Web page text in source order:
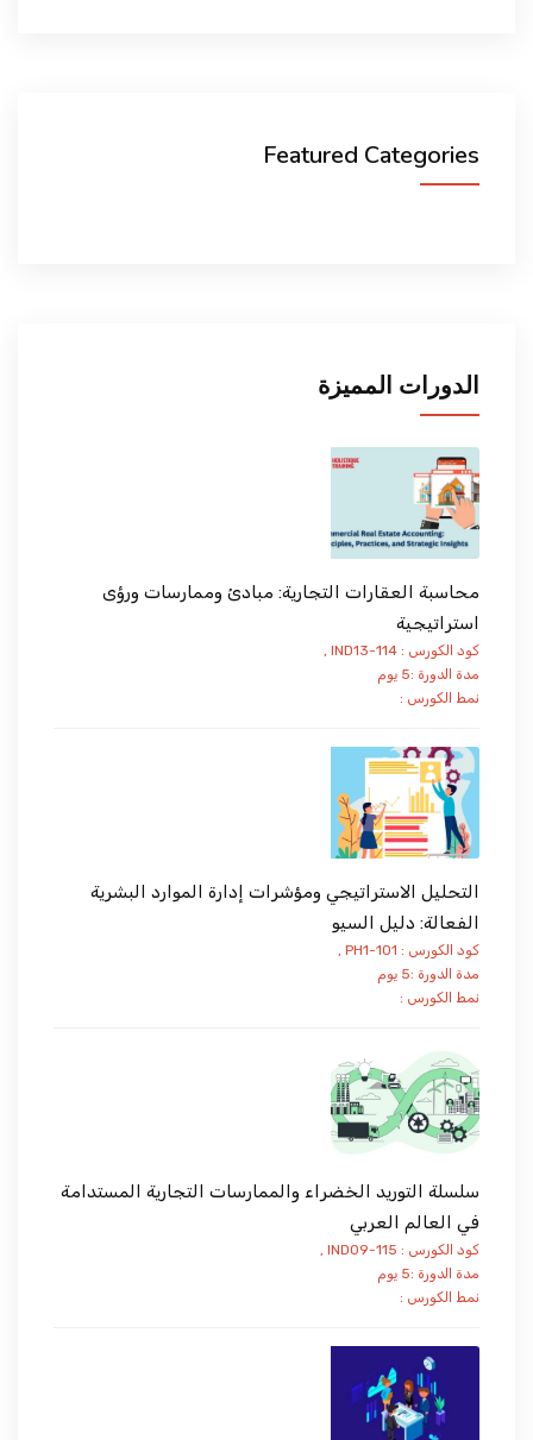
Featured Categories
الدورات المميزة
محاسبة العقارات التجارية: مبادئ وممارسات ورؤى
استراتيجية
كود الكورس : IND13-114 ,
مدة الدورة :5 يوم
نمط الكورس :
التحليل الاستراتيجي ومؤشرات إدارة الموارد البشرية
الفعالة: دليل السيو
كود الكورس : PH1-101 ,
مدة الدورة :5 يوم
نمط الكورس :
سلسلة التوريد الخضراء والممارسات التجارية المستدامة
في العالم العربي
كود الكورس : IND09-115 ,
مدة الدورة :5 يوم
نمط الكورس :